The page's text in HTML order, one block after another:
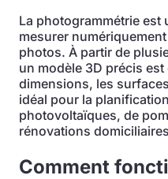
La photogrammétrie est
mesurer
photos. À partir de
un modèle 3D précis
dimensions, les
idéal pour la
photovoltaïques, de
rénovations
Comment